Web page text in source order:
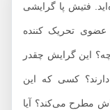
فتیش به چه
دارند؟
فوت فتیش
فتیش پا گرایشی
تحریک کننده
گرایش چقدر
کسی که این
می‌کند؟ آیا